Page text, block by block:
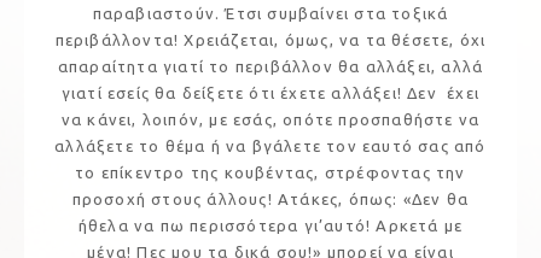
παραβιαστούν. Έτσι συμβαίνει στα τοξικά
περιβάλλοντα! Χρειάζεται, όμως, να τα θέσετε, όχι
απαραίτητα γιατί το περιβάλλον θα αλλάξει, αλλά
γιατί εσείς θα δείξετε ότι έχετε αλλάξει! Δεν έχει
να κάνει, λοιπόν, με εσάς, οπότε προσπαθήστε να
αλλάξετε το θέμα ή να βγάλετε τον εαυτό σας από
το επίκεντρο της κουβέντας, στρέφοντας την
προσοχή στους άλλους! Ατάκες, όπως: «Δεν θα
ήθελα να πω περισσότερα γι’αυτό! Αρκετά με
μένα! Πες μου τα δικά σου!» μπορεί να είναι